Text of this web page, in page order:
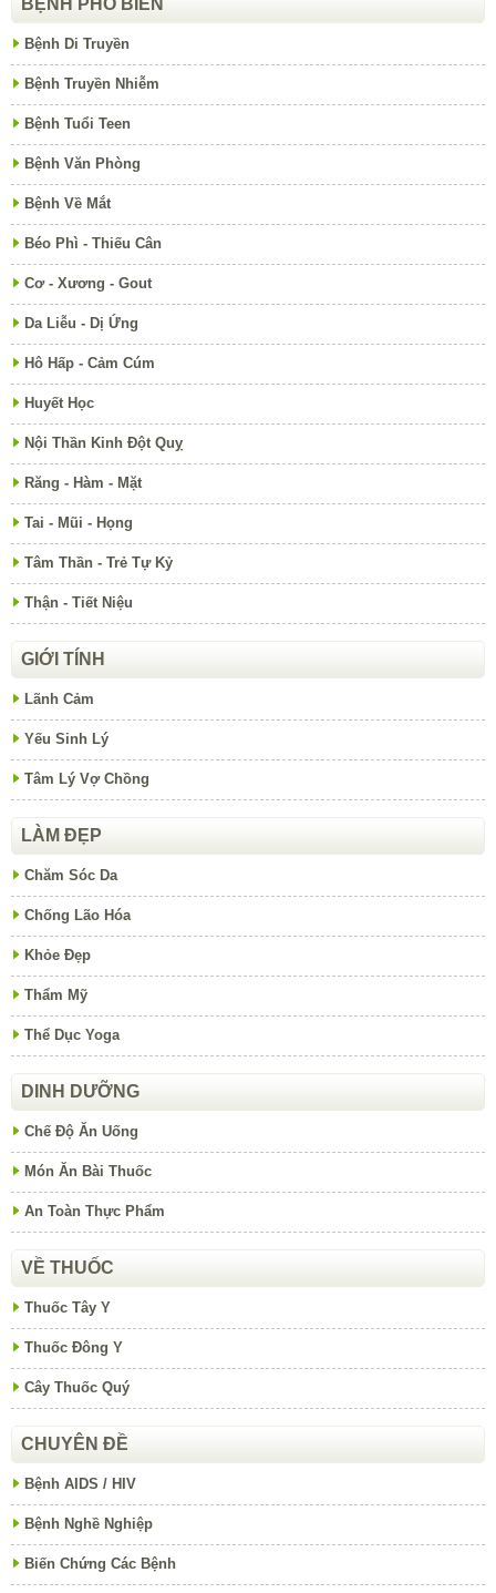
BỆNH PHỔ BIẾN
Bệnh Di Truyền
Bệnh Truyền Nhiễm
Bệnh Tuổi Teen
Bệnh Văn Phòng
Bệnh Về Mắt
Béo Phì - Thiếu Cân
Cơ - Xương - Gout
Da Liễu - Dị Ứng
Hô Hấp - Cảm Cúm
Huyết Học
Nội Thần Kinh Đột Quỵ
Răng - Hàm - Mặt
Tai - Mũi - Họng
Tâm Thần - Trẻ Tự Kỷ
Thận - Tiết Niệu
GIỚI TÍNH
Lãnh Cảm
Yếu Sinh Lý
Tâm Lý Vợ Chồng
LÀM ĐẸP
Chăm Sóc Da
Chống Lão Hóa
Khỏe Đẹp
Thẩm Mỹ
Thể Dục Yoga
DINH DƯỠNG
Chế Độ Ăn Uống
Món Ăn Bài Thuốc
An Toàn Thực Phẩm
VỀ THUỐC
Thuốc Tây Y
Thuốc Đông Y
Cây Thuốc Quý
CHUYÊN ĐỀ
Bệnh AIDS / HIV
Bệnh Nghề Nghiệp
Biến Chứng Các Bệnh